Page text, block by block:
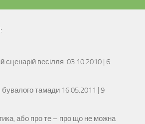
сценарій весілля. 03.10.2010 | 6
тамади 16.05.2011 | 9
або про те – про що не можна